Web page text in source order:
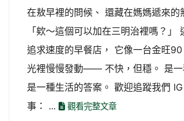
在敖早裡的問候、 還藏在媽媽遞來的
「欸～這個可以加在三明治裡嗎？」
追求速度的早餐店， 它像一台金旺
光裡慢慢發動—— 不快，但穩。 是一
是一種生活的答案。 歡迎追蹤我們
事： ...
觀看完整文章